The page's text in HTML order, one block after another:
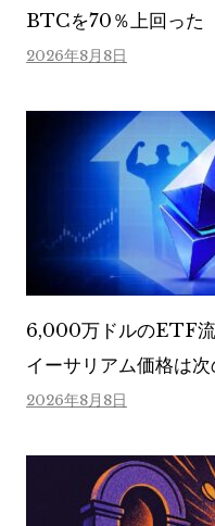
BTCを70％上回った
2026年8月8日
6,000万ドルのETF流
イーサリアム価格は次
2026年8月8日